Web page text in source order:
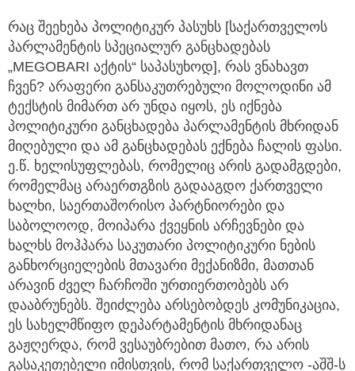
რაც შეეხება პოლიტიკურ პასუხს [საქართველოს
პარლამენტის სპეციალურ განცხადებას
„MEGOBARI აქტის“ საპასუხოდ], რას ვნახავთ
ჩვენ? არაფერი განსაკუთრებული მოლოდინი ამ
ტექსტის მიმართ არ უნდა იყოს, ეს იქნება
პოლიტიკური განცხადება პარლამენტის მხრიდან
მიღებული და ამ განცხადებას ექნება ჩალის ფასი.
ე.წ. ხელისუფლებას, რომელიც არის გადამგდები,
რომელმაც არაერთგზის გადააგდო ქართველი
ხალხი, საერთაშორისო პარტნიორები და
საბოლოოდ, მოიპარა ქვეყნის არჩევნები და
ხალხს მოჰპარა საკუთარი პოლიტიკური ნების
განხორციელების მთავარი მექანიზმი, მათთან
არავინ ძველ ჩარჩოში ურთიერთობებს არ
დააბრუნებს. შეიძლება არსებობდეს კომუნიკაცია,
ეს სახელმწიფო დეპარტამენტის მხრიდანაც
გაჟღერდა, რომ ვესაუბრებით მათო, რა არის
გასაკეთებელი იმისთვის, რომ საქართველო -აშშ-ს